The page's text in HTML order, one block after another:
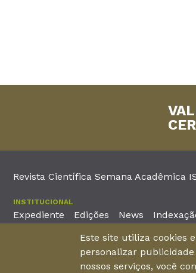
Revista Científica Semana Acadêmica
INSTITUCIONAL
Expediente Edições News
Unieducar Inteligência Educacional Ltda
CNPJ: 05.569.970/0001-26
Este site utiliza cookies
personalizar
nossos serviços, você